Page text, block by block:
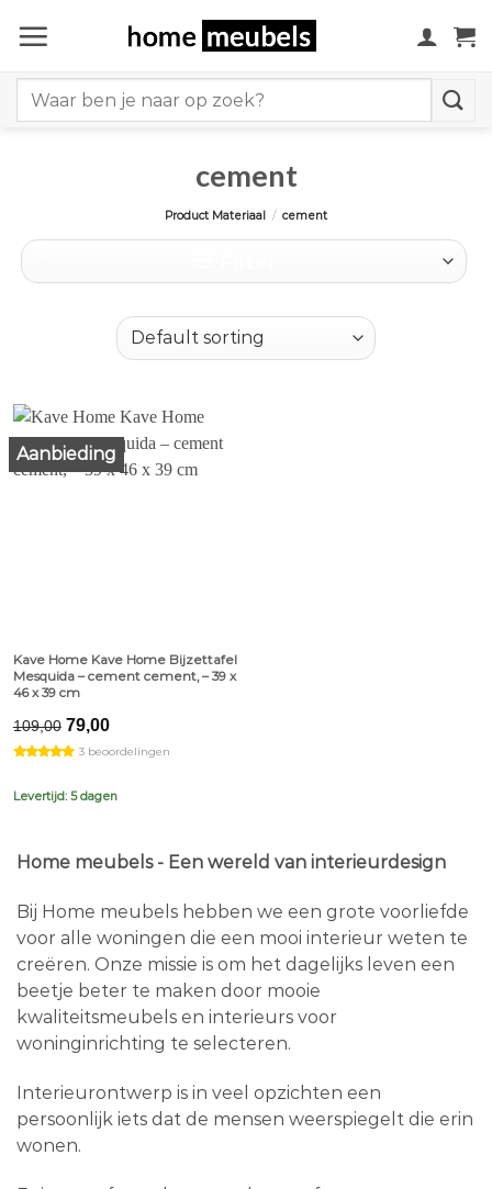
naar
for:
cement
Product Materiaal / cement
Aanbieding
Kave Home Kave Home Bijzettafel
Mesquida – cement cement, – 39 x
46 x 39 cm
109,00 Original
price
was:
79,00Current
is:
3 beoordelingen
Levertijd: 5 dagen
Home meubels - Een wereld van interieurdesign
Bij Home meubels hebben we een grote voorliefde
voor alle woningen die een mooi interieur weten te
creëren. Onze missie is om het dagelijks leven een
beetje beter te maken door mooie
kwaliteitsmeubels en interieurs voor
woninginrichting te selecteren.
Interieurontwerp is in veel opzichten een
persoonlijk iets dat de mensen weerspiegelt die erin
wonen.